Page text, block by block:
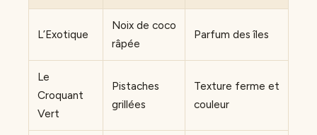
L’Exotique
Noix de coco
râpée
Parfum des îles
Le
Croquant
Vert
Pistaches
grillées
Texture ferme et
couleur